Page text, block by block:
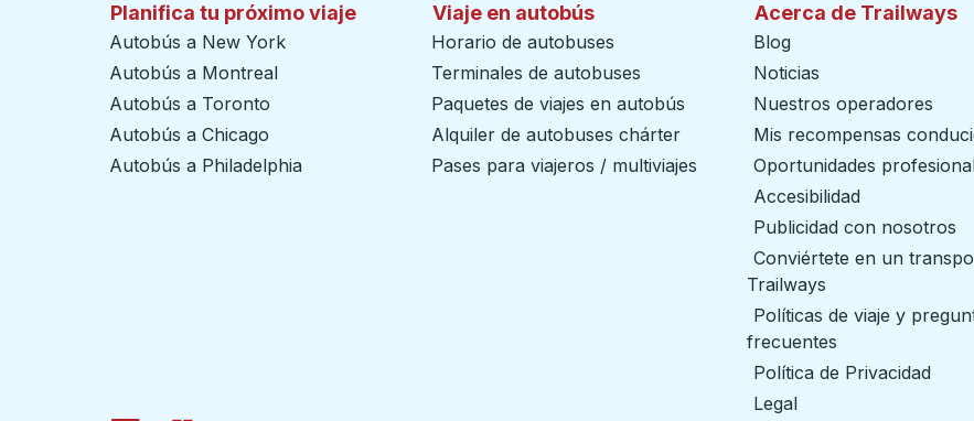
Planifica tu próximo viaje
Autobús a New York
Autobús a Montreal
Autobús a Toronto
Autobús a Chicago
Autobús a Philadelphia
Viaje en autobús
Horario de autobuses
Terminales de autobuses
Paquetes de viajes en autobús
Alquiler de autobuses chárter
Pases para viajeros / multiviajes
Acerca de Trailways
Blog
Noticias
Nuestros operadores
Mis recompensas
Oportunidades
Accesibilidad
Publicidad con nosotros
Conviértete en un
Trailways
Políticas de viaje y
frecuentes
Política de Privacidad
Legal